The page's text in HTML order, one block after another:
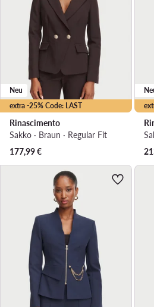
extra -25% Code: LAST
Neu
Rinascimento
Sakko · Braun · Regular Fit
177,99€